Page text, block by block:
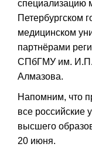
специализацию
Петербургском
медицинском
партнёрами
СПбГМУ им.
Алмазова.
Напомним, что
все российские
высшего
20 июня.